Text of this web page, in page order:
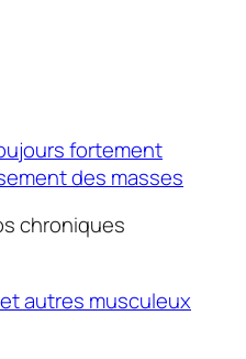
fortement
des masses
chroniques
autres musculeux